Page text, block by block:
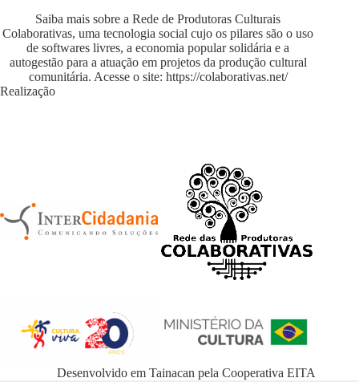
Saiba mais sobre a Rede de Produtoras Culturais
Colaborativas, uma tecnologia social cujo os pilares são o uso
de softwares livres, a economia popular solidária e a
autogestão para a atuação em projetos da produção cultural
comunitária. Acesse o site: https://colaborativas.net/
Realização
Desenvolvido emTainacan pelaCooperativa EITA